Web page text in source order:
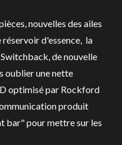
nouvelles des ailes
d'essence, la
de nouvelle
oublier une nette
optimisé par Rockford
produit
bar" pour mettre sur les